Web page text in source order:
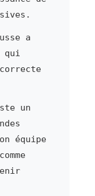
a
qui
un
équipe